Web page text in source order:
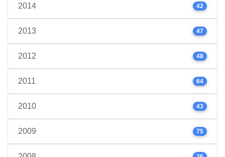
2014 42
2013 47
2012 48
2011 64
2010 43
2009 75